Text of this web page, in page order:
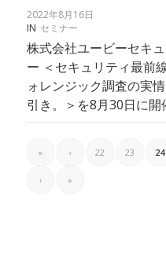
2022年8月16日
IN セミナー
株式会社ユービーセキ
ー ＜セキュリティ最前
ォレンジック調査の実
引き。＞を8月30日に開
« ‹ 22 23 24
› »